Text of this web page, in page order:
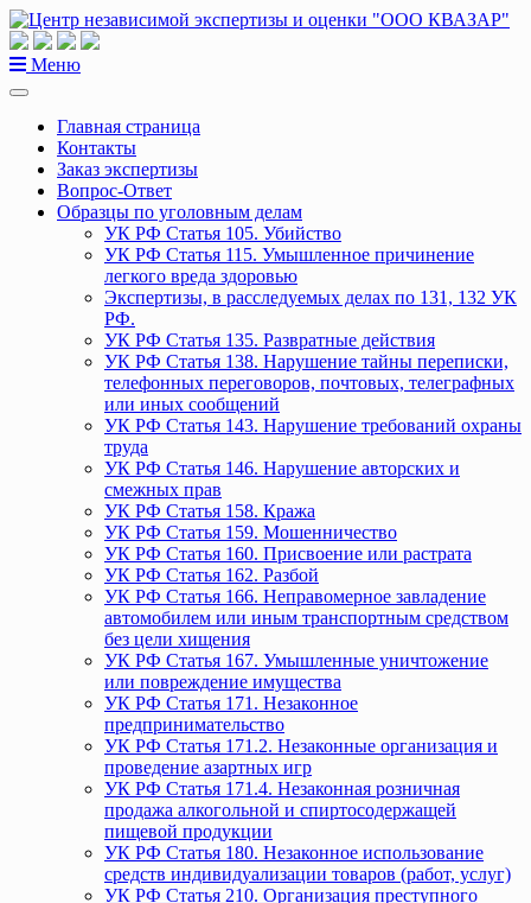
Перейти
к
содержанию
Меню
Главная страница
Контакты
Заказ экспертизы
Вопрос-Ответ
Образцы по уголовным делам
УК РФ Статья 105. Убийство
УК РФ Статья 115. Умышленное причинение
легкого вреда здоровью
Экспертизы, в расследуемых делах по 131, 132 УК
РФ.
УК РФ Статья 135. Развратные действия
УК РФ Статья 138. Нарушение тайны переписки,
телефонных переговоров, почтовых, телеграфных
или иных сообщений
УК РФ Статья 143. Нарушение требований охраны
труда
УК РФ Статья 146. Нарушение авторских и
смежных прав
УК РФ Статья 158. Кража
УК РФ Статья 159. Мошенничество
УК РФ Статья 160. Присвоение или растрата
УК РФ Статья 162. Разбой
УК РФ Статья 166. Неправомерное завладение
автомобилем или иным транспортным средством
без цели хищения
УК РФ Статья 167. Умышленные уничтожение
или повреждение имущества
УК РФ Статья 171. Незаконное
предпринимательство
УК РФ Статья 171.2. Незаконные организация и
проведение азартных игр
УК РФ Статья 171.4. Незаконная розничная
продажа алкогольной и спиртосодержащей
пищевой продукции
УК РФ Статья 180. Незаконное использование
средств индивидуализации товаров (работ, услуг)
УК РФ Статья 210. Организация преступного